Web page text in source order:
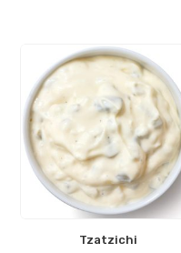
Tzatzichi